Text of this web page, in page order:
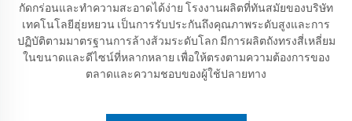
กัดกร่อนและทำความสะอาดได้ง่าย โรงงานผลิตที่ทันสมัยของบริษัท
เทคโนโลยีฮุ่ยหยวน เป็นการรับประกันถึงคุณภาพระดับสูงและการ
ปฏิบัติตามมาตรฐานการล้างส้วมระดับโลก มีการผลิตถังทรงสี่เหลี่ยม
ในขนาดและดีไซน์ที่หลากหลาย เพื่อให้ตรงตามความต้องการของ
ตลาดและความชอบของผู้ใช้ปลายทาง